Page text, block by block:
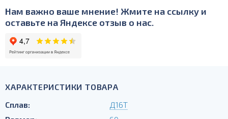
Нам важно ваше мнение! Жмите на ссылку и
оставьте на Яндексе отзыв о нас.
ХАРАКТЕРИСТИКИ ТОВАРА
Сплав:
Д16Т